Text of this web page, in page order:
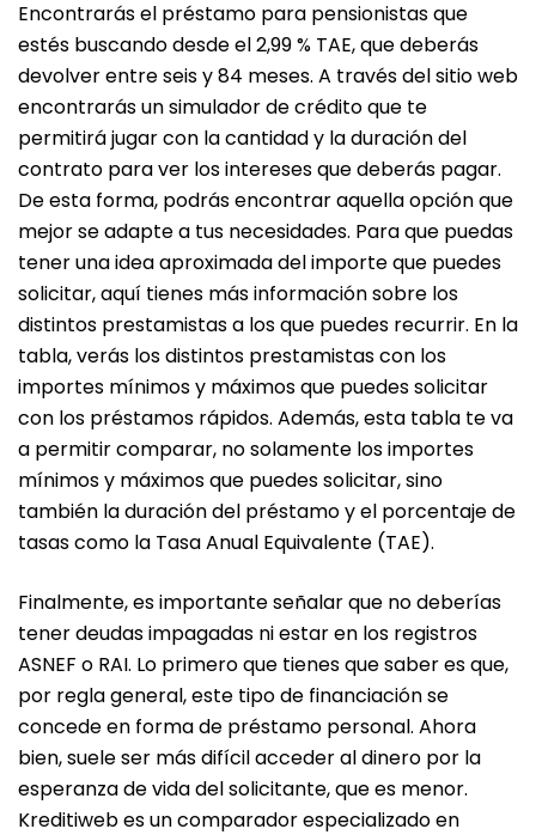
Encontrarás el préstamo para pensionistas que
estés buscando desde el 2,99 % TAE, que deberás
devolver entre seis y 84 meses. A través del sitio web
encontrarás un simulador de crédito que te
permitirá jugar con la cantidad y la duración del
contrato para ver los intereses que deberás pagar.
De esta forma, podrás encontrar aquella opción que
mejor se adapte a tus necesidades. Para que puedas
tener una idea aproximada del importe que puedes
solicitar, aquí tienes más información sobre los
distintos prestamistas a los que puedes recurrir. En la
tabla, verás los distintos prestamistas con los
importes mínimos y máximos que puedes solicitar
con los préstamos rápidos. Además, esta tabla te va
a permitir comparar, no solamente los importes
mínimos y máximos que puedes solicitar, sino
también la duración del préstamo y el porcentaje de
tasas como la Tasa Anual Equivalente (TAE).
Finalmente, es importante señalar que no deberías
tener deudas impagadas ni estar en los registros
ASNEF o RAI. Lo primero que tienes que saber es que,
por regla general, este tipo de financiación se
concede en forma de préstamo personal. Ahora
bien, suele ser más difícil acceder al dinero por la
esperanza de vida del solicitante, que es menor.
Kreditiweb es un comparador especializado en